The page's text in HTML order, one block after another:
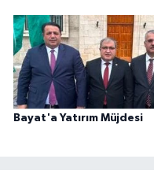
Bayat'a Yatırım Müjdesi